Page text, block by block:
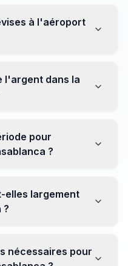
à l'aéroport
vous plutôt vers les
obtenir de meilleurs
l'argent dans la
les surprises.
pour
?
maximiser la valeur
elles largement
?
locale peut être
nécessaires pour